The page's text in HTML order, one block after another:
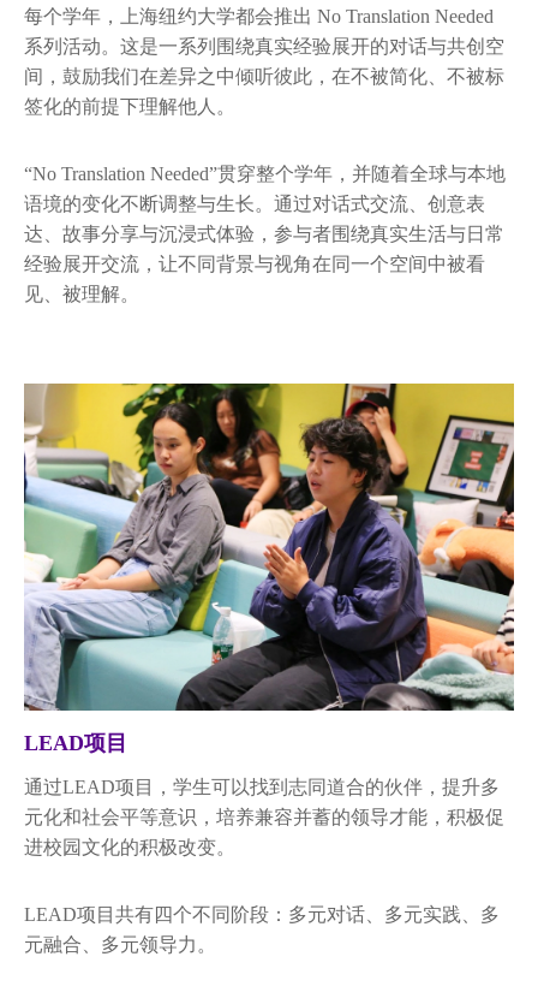
每个学年，上海纽约大学都会推出 No Translation Needed
系列活动。这是一系列围绕真实经验展开的对话与共创空
间，鼓励我们在差异之中倾听彼此，在不被简化、不被标
签化的前提下理解他人。
“No Translation Needed”贯穿整个学年，并随着全球与本地
语境的变化不断调整与生长。通过对话式交流、创意表
达、故事分享与沉浸式体验，参与者围绕真实生活与日常
经验展开交流，让不同背景与视角在同一个空间中被看
见、被理解。
LEAD项目
通过LEAD项目，学生可以找到志同道合的伙伴，提升多
元化和社会平等意识，培养兼容并蓄的领导才能，积极促
进校园文化的积极改变。
LEAD项目共有四个不同阶段：多元对话、多元实践、多
元融合、多元领导力。